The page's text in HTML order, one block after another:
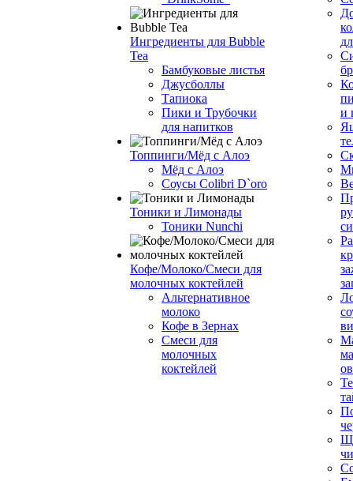
Ингредиенты для Bubble
Tea
Бамбуковые листья
Джусболлы
Тапиока
Пики и Трубочки
для напитков
Топпинги/Мёд с Алоэ
Мёд с Алоэ
Соусы Colibri D`oro
Тоники и Лимонады
Тоники Nunchi
Кофе/Молоко/Смеси для
молочных коктейлей
Альтернативное
молоко
Кофе в Зернах
Смеси для
молочных
коктейлей
и